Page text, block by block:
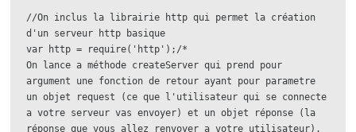
//On inclus la librairie http qui permet la création
d'un serveur http basique
var http = require('http');/*
On lance a méthode createServer qui prend pour
argument une fonction de retour ayant pour parametre
un objet request (ce que l'utilisateur qui se connecte
a votre serveur vas envoyer) et un objet réponse (la
réponse que vous allez renvoyer a votre utilisateur).